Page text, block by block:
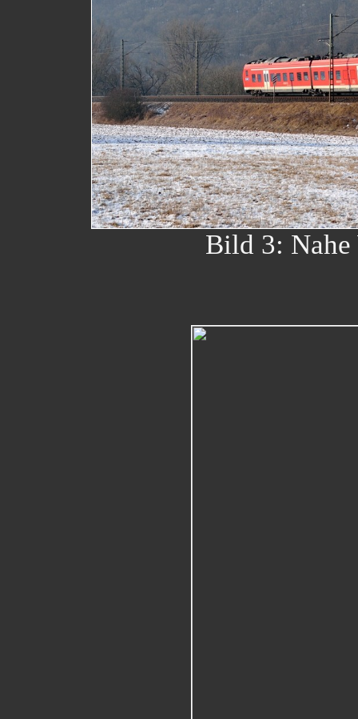
Bild 3: Nahe